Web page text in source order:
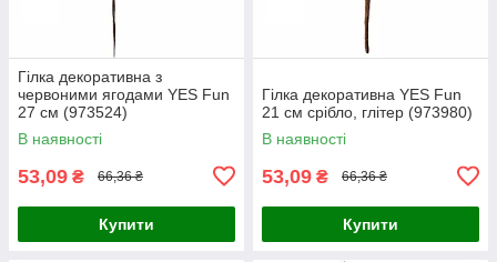
Гілка декоративна з
червоними ягодами YES Fun
27 см (973524)
В наявності
53,09 ₴ 66,36 ₴
Купити
Гілка декоративна YES Fun
21 см срібло, глітер (973980)
В наявності
53,09 ₴ 66,36 ₴
Купити